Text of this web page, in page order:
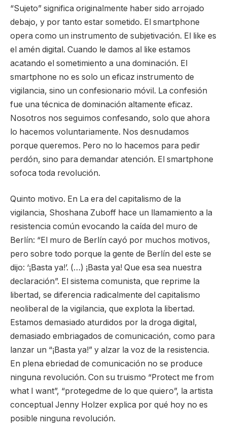
“Sujeto” significa originalmente haber sido arrojado
debajo, y por tanto estar sometido. El smartphone
opera como un instrumento de subjetivación. El like es
el amén digital. Cuando le damos al like estamos
acatando el sometimiento a una dominación. El
smartphone no es solo un eficaz instrumento de
vigilancia, sino un confesionario móvil. La confesión
fue una técnica de dominación altamente eficaz.
Nosotros nos seguimos confesando, solo que ahora
lo hacemos voluntariamente. Nos desnudamos
porque queremos. Pero no lo hacemos para pedir
perdón, sino para demandar atención. El smartphone
sofoca toda revolución.
Quinto motivo. En La era del capitalismo de la
vigilancia, Shoshana Zuboff hace un llamamiento a la
resistencia común evocando la caída del muro de
Berlín: “El muro de Berlín cayó por muchos motivos,
pero sobre todo porque la gente de Berlín del este se
dijo: ‘¡Basta ya!’. (…) ¡Basta ya! Que esa sea nuestra
declaración”. El sistema comunista, que reprime la
libertad, se diferencia radicalmente del capitalismo
neoliberal de la vigilancia, que explota la libertad.
Estamos demasiado aturdidos por la droga digital,
demasiado embriagados de comunicación, como para
lanzar un “¡Basta ya!” y alzar la voz de la resistencia.
En plena ebriedad de comunicación no se produce
ninguna revolución. Con su truismo “Protect me from
what I want”, “protegedme de lo que quiero”, la artista
conceptual Jenny Holzer explica por qué hoy no es
posible ninguna revolución.